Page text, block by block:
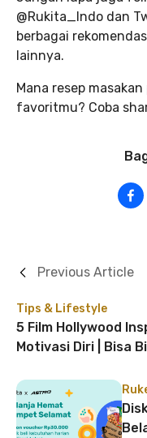
@Rukita_Indo dan
berbagai
lainnya.
Mana resep
favoritmu? Coba
Tips & Lifestyle
5 Film Hollywood
Motivasi Diri | Bisa
Previous Article